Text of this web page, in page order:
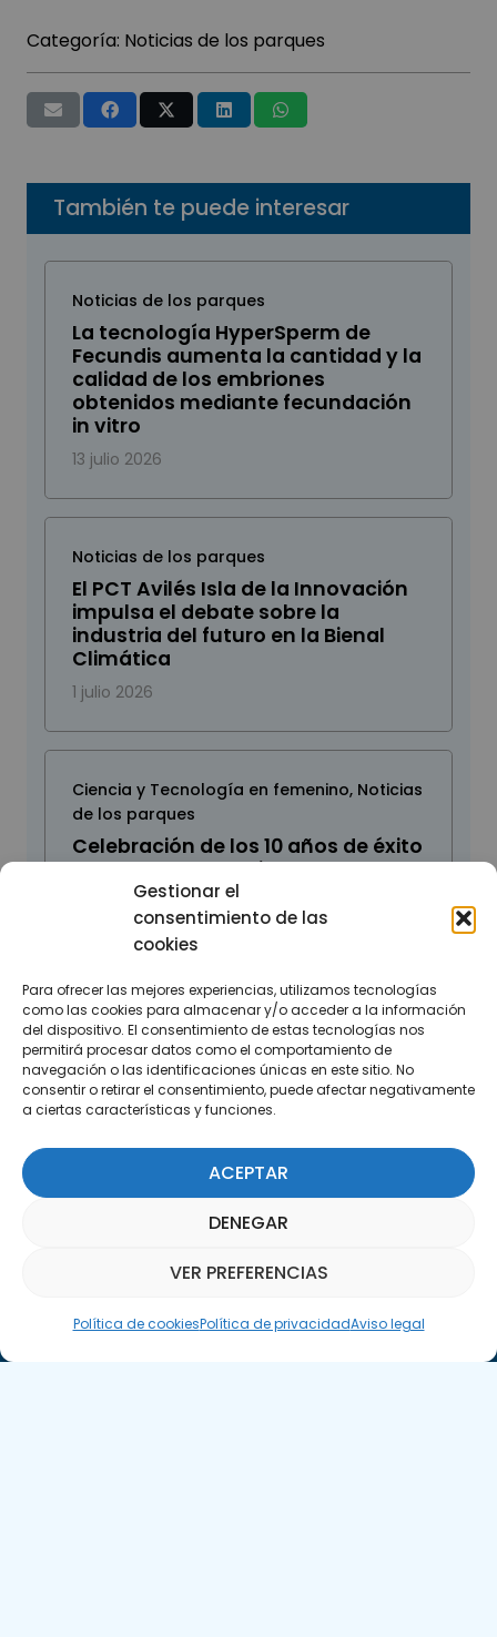
Gestionar el
consentimiento de las
cookies
Para ofrecer las mejores experiencias, utilizamos tecnologías
como las cookies para almacenar y/o acceder a la información
del dispositivo. El consentimiento de estas tecnologías nos
permitirá procesar datos como el comportamiento de
navegación o las identificaciones únicas en este sitio. No
consentir o retirar el consentimiento, puede afectar negativamente
a ciertas características y funciones.
ACEPTAR
DENEGAR
VER PREFERENCIAS
Política de cookiesPolítica de privacidadAviso legal
Categoría: Noticias de los parques
También te puede interesar
Noticias de los parques
La tecnología HyperSperm de
Fecundis aumenta la cantidad y la
calidad de los embriones
obtenidos mediante fecundación
in vitro
13 julio 2026
Noticias de los parques
El PCT Avilés Isla de la Innovación
impulsa el debate sobre la
industria del futuro en la Bienal
Climática
1 julio 2026
Ciencia y Tecnología en femenino, Noticias
de los parques
Celebración de los 10 años de éxito
del programa Inspira STEAM para
el fomento de vocaciones
científico-tecnológicas
26 junio 2026
(+34) 951 23 13 06